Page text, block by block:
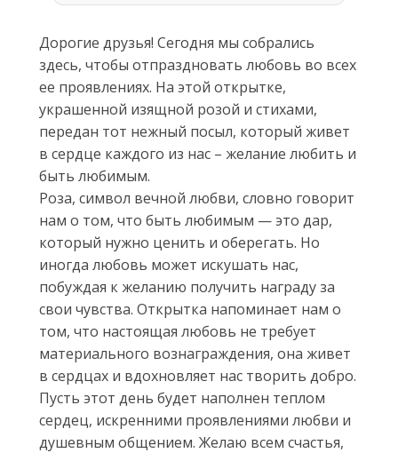
Дорогие друзья! Сегодня мы собрались
здесь, чтобы отпраздновать любовь во всех
ее проявлениях. На этой открытке,
украшенной изящной розой и стихами,
передан тот нежный посыл, который живет
в сердце каждого из нас – желание любить и
быть любимым.
Роза, символ вечной любви, словно говорит
нам о том, что быть любимым — это дар,
который нужно ценить и оберегать. Но
иногда любовь может искушать нас,
побуждая к желанию получить награду за
свои чувства. Открытка напоминает нам о
том, что настоящая любовь не требует
материального вознаграждения, она живет
в сердцах и вдохновляет нас творить добро.
Пусть этот день будет наполнен теплом
сердец, искренними проявлениями любви и
душевным общением. Желаю всем счастья,